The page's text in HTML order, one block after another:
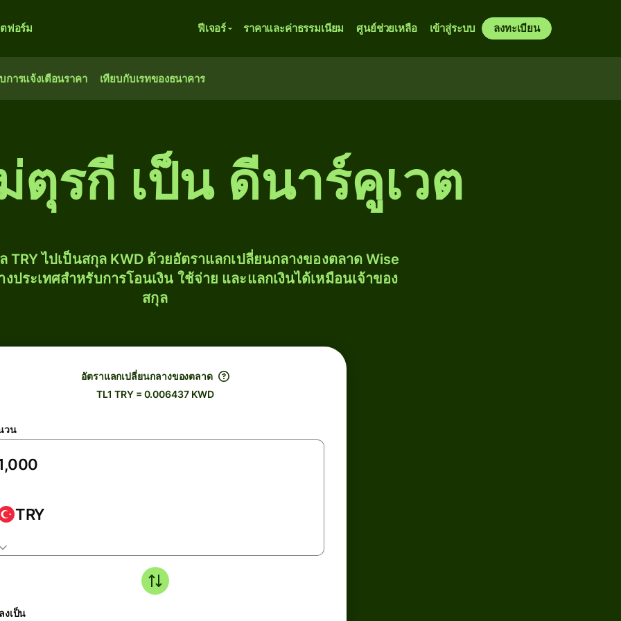
ฟอร์ม ฟีเจอร์ ราคาและค่าธรรมเนียม ศูนย์ช่วยเหลือ เข้าสู่ระบบ ลงทะเบียน
การแจ้งเตือนราคา เทียบกับเรทของธนาคาร
ตุรกี เป็น ดีนาร์คูเวต
TRY ไปเป็นสกุล KWD ด้วยอัตราแลกเปลี่ยนกลางของตลาด Wise
ประเทศสำหรับการโอนเงิน ใช้จ่าย และแลกเงินได้เหมือนเจ้าของ
สกุล
อัตราแลกเปลี่ยนกลางของตลาด
TL1 TRY = 0.006437 KWD
วน
TRY
งเป็น